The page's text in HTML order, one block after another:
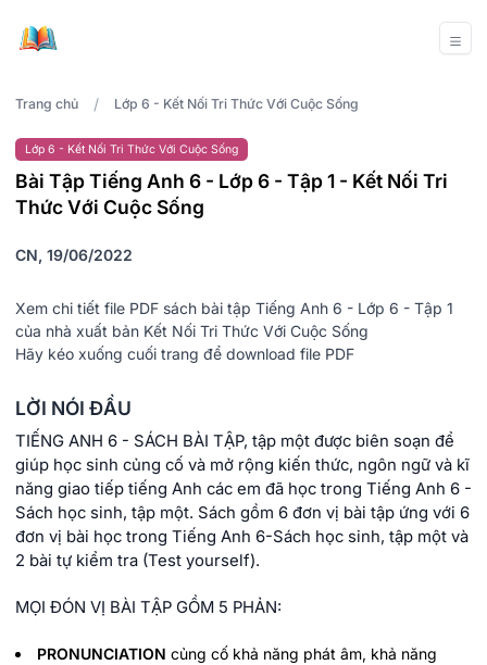
Trang chủ / Lớp 6 - Kết Nối Tri Thức Với Cuộc Sống
Lớp 6 - Kết Nối Tri Thức Với Cuộc Sống
Bài Tập Tiếng Anh 6 - Lớp 6 - Tập 1 - Kết Nối Tri
Thức Với Cuộc Sống
CN, 19/06/2022
Xem chi tiết file PDF sách bài tập Tiếng Anh 6 - Lớp 6 - Tập 1
của nhà xuất bản Kết Nối Tri Thức Với Cuộc Sống
Hãy kéo xuống cuối trang để download file PDF
LỜI NÓI ĐẦU
TIẾNG ANH 6 - SÁCH BÀI TẬP, tập một được biên soạn để
giúp học sinh củng cố và mở rộng kiến thức, ngôn ngữ và kĩ
năng giao tiếp tiếng Anh các em đã học trong Tiếng Anh 6 -
Sách học sinh, tập một. Sách gồm 6 đơn vị bài tập ứng với 6
đơn vị bài học trong Tiếng Anh 6-Sách học sinh, tập một và
2 bài tự kiểm tra (Test yourself).
MỌI ĐÓN VỊ BÀI TẬP GỒM 5 PHẢN:
PRONUNCIATION củng cố khả năng phát âm, khả năng